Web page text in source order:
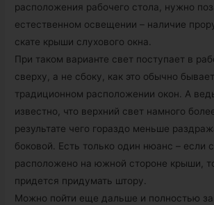
расположения рабочего стола, нужно
естественном освещении – наличие
скате крыши слухового окна.
При таком варианте свет поступает в
сверху, а не сбоку, как это обычно
традиционном расположении окон. А
известно, что верхний свет намного
результате чего гораздо меньше
боковой. Есть только один нюанс – если
расположено на южной стороне крыши,
придется придумать штору.
Можно пойти еще дальше и полностью